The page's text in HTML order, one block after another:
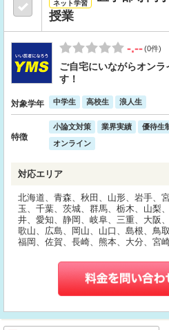
ネット学習
授業
-.--(0件)
ご自宅にいながらオン
す！
対象学年 中学生 高校生 浪人生
特徴
小論文対策 業界実績 優待生
オンライン
対応エリア
北海道、青森、秋田、山形、岩手、
玉、千葉、茨城、群馬、栃木、山梨
井、愛知、静岡、岐阜、三重、大阪
歌山、広島、岡山、山口、島根、鳥
福岡、佐賀、長崎、熊本、大分、宮